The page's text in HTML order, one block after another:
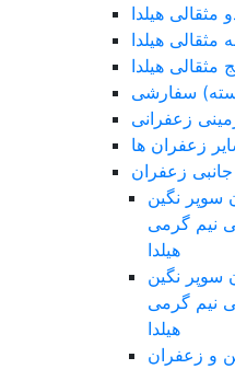
هیلدا
هیلدا
مثقالی هیلدا
سفارشی
زعفرانی
زعفران ها
جانبی زعفران
سوپر نگین
نیم گرمی
هیلدا
سوپر نگین
نیم گرمی
هیلدا
و زعفران